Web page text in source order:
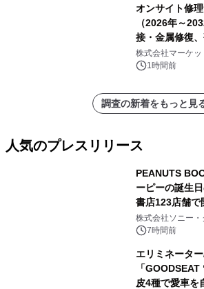
オンサイト修
（2026年～
接・金属修復
メント、その
表
株式会社マーケ
1時間前
調査の新着をもっと見
人気のプレスリリース
PEANUTS
ーピーの誕生
書店123店舗で
株式会社ソニー
7時間前
エリミネータ
「
皮4種で愛車を